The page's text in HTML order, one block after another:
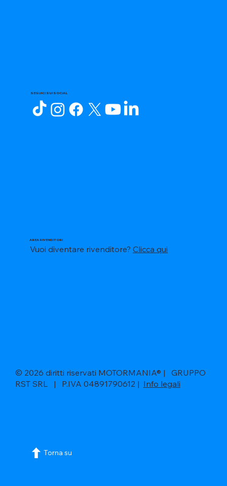
SEGUICI SUI SOCIAL
AREA RIVENDITORI
Vuoi diventare rivenditore?Clicca qui
© 2026 diritti riservati MOTORMANIA® | GRUPPO
RST SRL | P.IVA 04891790612 | Info legali
Torna su